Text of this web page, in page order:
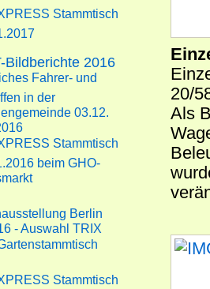
20/
Als
Stammtisch
Bildberichte 2016
Fahrer- und
in der
03.12.
Stammtisch
beim GHO-
Berlin
- Auswahl TRIX
Stammtisch